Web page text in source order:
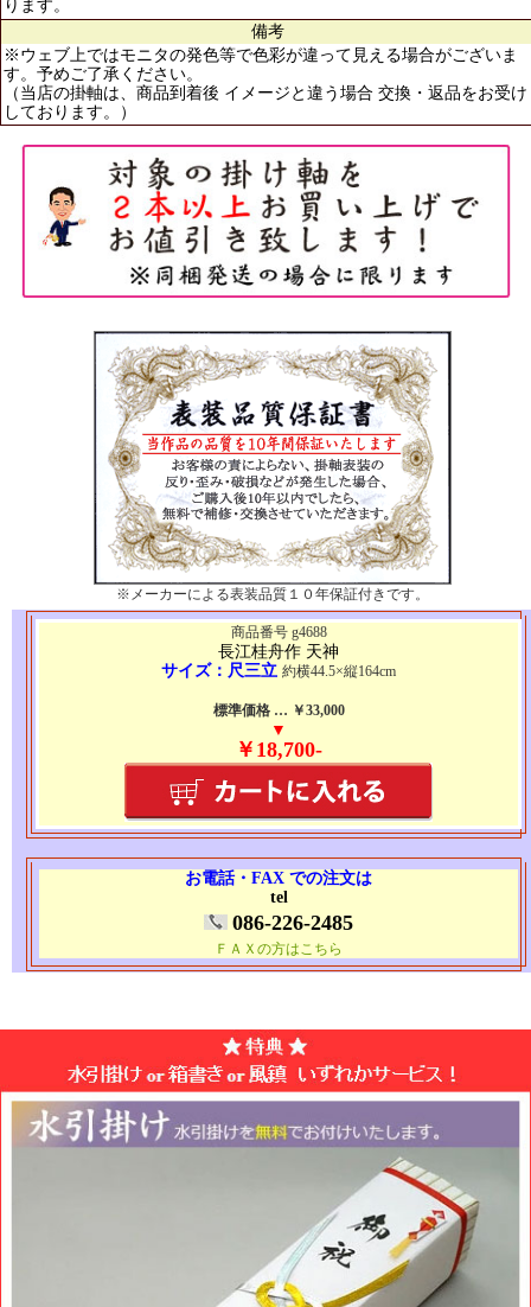
ります。
備考
※ウェブ上ではモニタの発色等で色彩が違って見える場合がございま
す。予めご了承ください。
（当店の掛軸は、商品到着後 イメージと違う場合 交換・返品をお受け
しております。）
※メーカーによる表装品質１０年保証付きです。
商品番号 g4688
長江桂舟作 天神
サイズ：尺三立 約横44.5×縦164cm
標準価格 … ￥33,000
▼
￥18,700-
お電話・FAX での注文は
tel
086-226-2485
ＦＡＸの方はこちら